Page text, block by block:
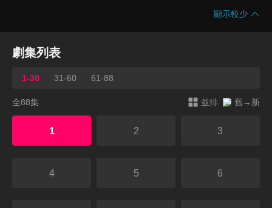
顯示較少
劇集列表
1-30 31-60 61-88
全88集 並排 舊→新
1 2 3
4 5 6